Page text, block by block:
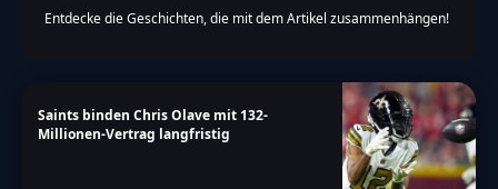
Entdecke die Geschichten, die mit dem Artikel zusammenhängen!
Saints binden Chris Olave mit 132-
Millionen-Vertrag langfristig